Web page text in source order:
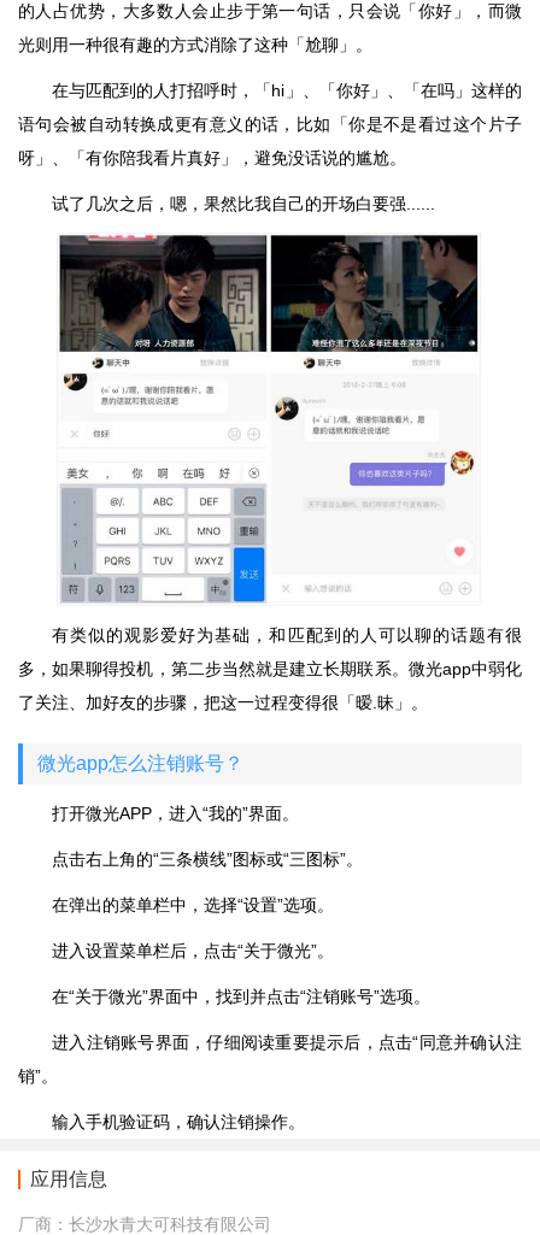
的人占优势，大多数人会止步于第一句话，只会说「你好」，而微
光则用一种很有趣的方式消除了这种「尬聊」。
在与匹配到的人打招呼时，「hi」、「你好」、「在吗」这样的
语句会被自动转换成更有意义的话，比如「你是不是看过这个片子
呀」、「有你陪我看片真好」，避免没话说的尴尬。
试了几次之后，嗯，果然比我自己的开场白要强......
有类似的观影爱好为基础，和匹配到的人可以聊的话题有很
多，如果聊得投机，第二步当然就是建立长期联系。微光app中弱化
了关注、加好友的步骤，把这一过程变得很「暧.昧」。
微光app怎么注销账号？
打开微光APP，进入“我的”界面。
点击右上角的“三条横线”图标或“三图标”。
在弹出的菜单栏中，选择“设置”选项。
进入设置菜单栏后，点击“关于微光”。
在“关于微光”界面中，找到并点击“注销账号”选项。
进入注销账号界面，仔细阅读重要提示后，点击“同意并确认注
销”。
输入手机验证码，确认注销操作。
应用信息
厂商： 长沙水青大可科技有限公司